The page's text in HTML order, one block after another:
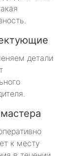
детали
к месту